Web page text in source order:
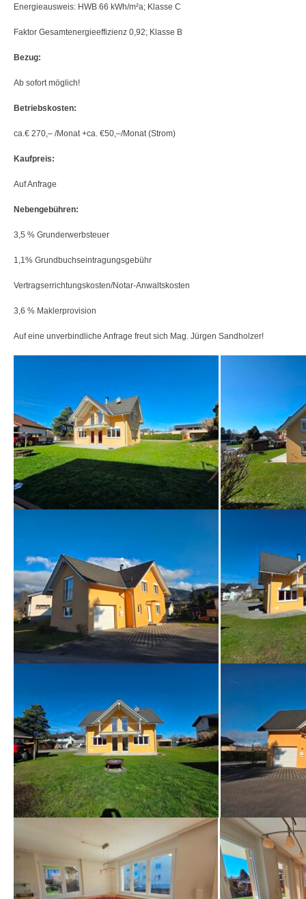
Energieausweis: HWB 66 kWh/m²a; Klasse C
Faktor Gesamtenergieeffizienz 0,92; Klasse B
Bezug:
Ab sofort möglich!
Betriebskosten:
ca.€ 270,– /Monat +ca. €50,–/Monat (Strom)
Kaufpreis:
Auf Anfrage
Nebengebühren:
3,5 % Grunderwerbsteuer
1,1% Grundbuchseintragungsgebühr
Vertragserrichtungskosten/Notar-Anwaltskosten
3,6 % Maklerprovision
Auf eine unverbindliche Anfrage freut sich Mag. Jürgen Sandholzer!